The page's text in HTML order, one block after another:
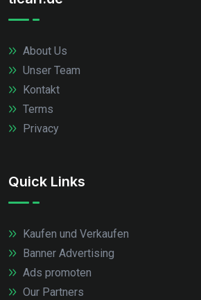
About Us
Unser Team
Kontakt
Terms
Privacy
Quick Links
Kaufen und Verkaufen
Banner Advertising
Ads promoten
Our Partners